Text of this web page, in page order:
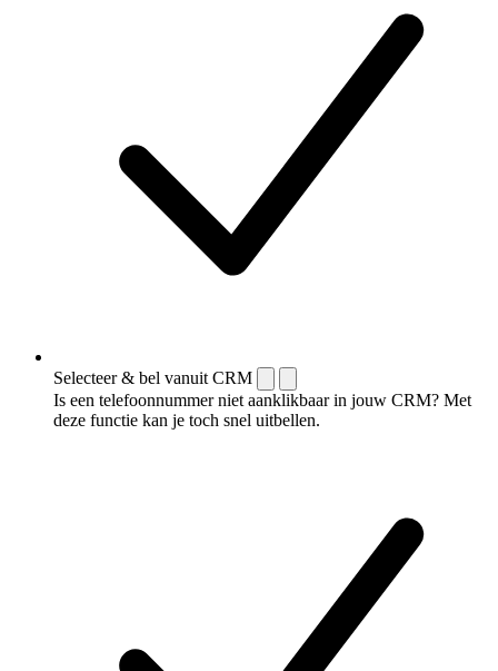
Selecteer & bel vanuit CRM
Is een telefoonnummer niet aanklikbaar in jouw CRM? Met
deze functie kan je toch snel uitbellen.